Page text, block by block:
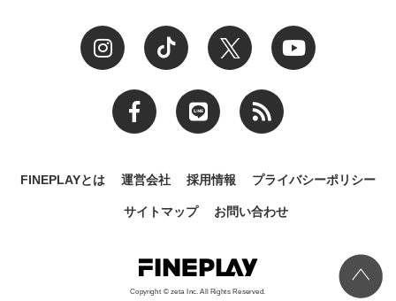
FINEPLAYとは 運営会社 採用情報 プライバシーポリシー
サイトマップ お問い合わせ
Copyright © zeta Inc. All Rights Reserved.